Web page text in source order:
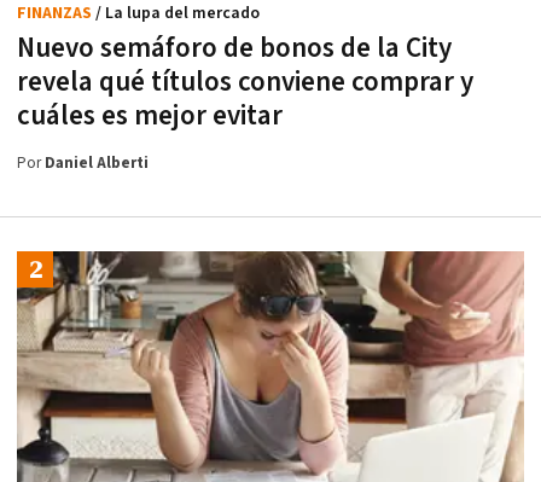
Nuevo semáforo de bonos de la City
revela qué títulos conviene comprar y
cuáles es mejor evitar
FINANZAS / La lupa del mercado
PorDaniel Alberti